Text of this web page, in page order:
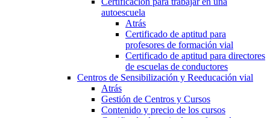
autoescuela
Atrás
Certificado de aptitud para
profesores de formación vial
Certificado de aptitud para directores
de escuelas de conductores
Centros de Sensibilización y Reeducación vial
Atrás
Gestión de Centros y Cursos
Contenido y precio de los cursos